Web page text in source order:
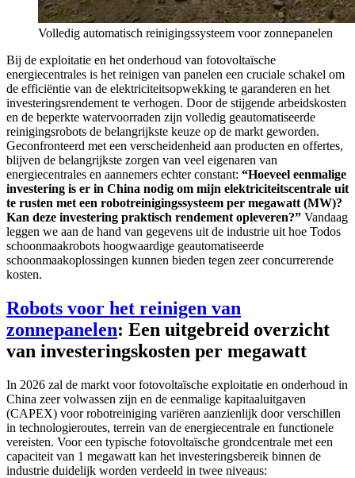
Volledig automatisch reinigingssysteem voor zonnepanelen
Bij de exploitatie en het onderhoud van fotovoltaïsche
energiecentrales is het reinigen van panelen een cruciale schakel om
de efficiëntie van de elektriciteitsopwekking te garanderen en het
investeringsrendement te verhogen. Door de stijgende arbeidskosten
en de beperkte watervoorraden zijn volledig geautomatiseerde
reinigingsrobots de belangrijkste keuze op de markt geworden.
Geconfronteerd met een verscheidenheid aan producten en offertes,
blijven de belangrijkste zorgen van veel eigenaren van
energiecentrales en aannemers echter constant: “Hoeveel eenmalige
investering is er in China nodig om mijn elektriciteitscentrale uit
te rusten met een robotreinigingssysteem per megawatt (MW)?
Kan deze investering praktisch rendement opleveren?” Vandaag
leggen we aan de hand van gegevens uit de industrie uit hoe Todos
schoonmaakrobots hoogwaardige geautomatiseerde
schoonmaakoplossingen kunnen bieden tegen zeer concurrerende
kosten.
Robots voor het reinigen van
zonnepanelen: Een uitgebreid overzicht
van investeringskosten per megawatt
In 2026 zal de markt voor fotovoltaïsche exploitatie en onderhoud in
China zeer volwassen zijn en de eenmalige kapitaaluitgaven
(CAPEX) voor robotreiniging variëren aanzienlijk door verschillen
in technologieroutes, terrein van de energiecentrale en functionele
vereisten. Voor een typische fotovoltaïsche grondcentrale met een
capaciteit van 1 megawatt kan het investeringsbereik binnen de
industrie duidelijk worden verdeeld in twee niveaus: